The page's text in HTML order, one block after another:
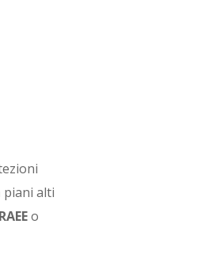
piani alti
RAEEo